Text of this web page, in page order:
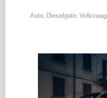
Auto, Dieselgate,